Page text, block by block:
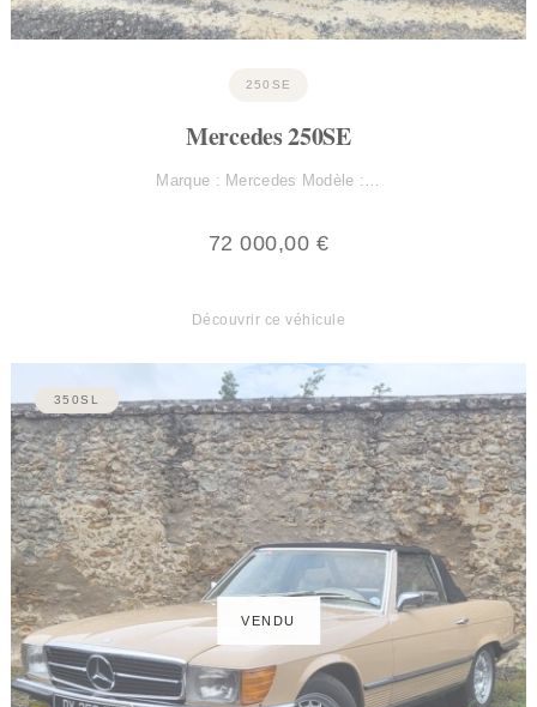
250SE
Mercedes 250SE
Marque : Mercedes Modèle :…
72 000,00 €
Découvrir ce véhicule
350SL